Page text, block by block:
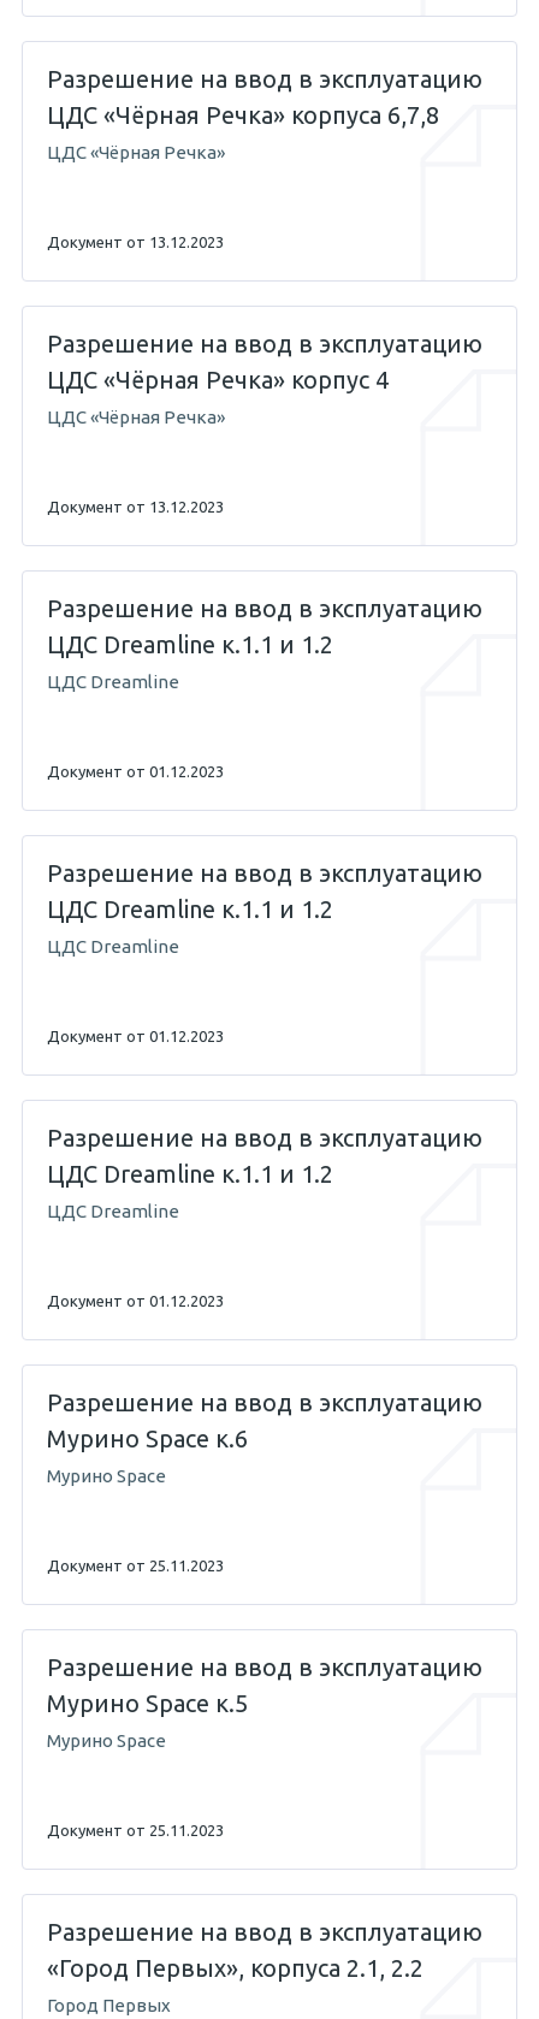
Разрешение на ввод в эксплуатацию
ЦДС «Чёрная Речка» корпуса 6,7,8
ЦДС «Чёрная Речка»
Документ от 13.12.2023
Разрешение на ввод в эксплуатацию
ЦДС «Чёрная Речка» корпус 4
ЦДС «Чёрная Речка»
Документ от 13.12.2023
Разрешение на ввод в эксплуатацию
ЦДС Dreamline к.1.1 и 1.2
ЦДС Dreamline
Документ от 01.12.2023
Разрешение на ввод в эксплуатацию
ЦДС Dreamline к.1.1 и 1.2
ЦДС Dreamline
Документ от 01.12.2023
Разрешение на ввод в эксплуатацию
ЦДС Dreamline к.1.1 и 1.2
ЦДС Dreamline
Документ от 01.12.2023
Разрешение на ввод в эксплуатацию
Мурино Space к.6
Мурино Space
Документ от 25.11.2023
Разрешение на ввод в эксплуатацию
Мурино Space к.5
Мурино Space
Документ от 25.11.2023
Разрешение на ввод в эксплуатацию
«Город Первых», корпуса 2.1, 2.2
Город Первых